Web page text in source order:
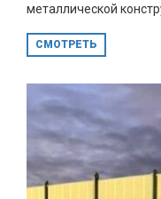
металлической
СМОТРЕТЬ